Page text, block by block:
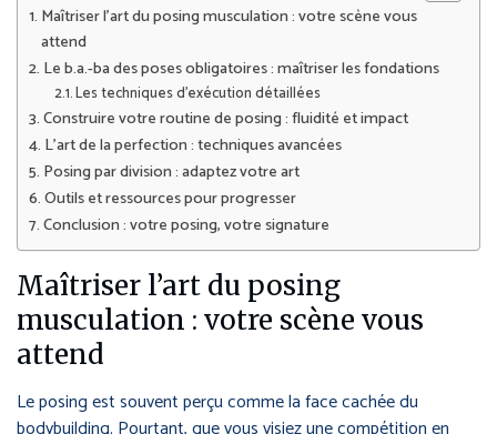
Maîtriser l’art du posing musculation : votre scène vous
attend
Le b.a.-ba des poses obligatoires : maîtriser les fondations
Les techniques d’exécution détaillées
Construire votre routine de posing : fluidité et impact
L’art de la perfection : techniques avancées
Posing par division : adaptez votre art
Outils et ressources pour progresser
Conclusion : votre posing, votre signature
Maîtriser l’art du posing
musculation : votre scène vous
attend
Le posing est souvent perçu comme la face cachée du